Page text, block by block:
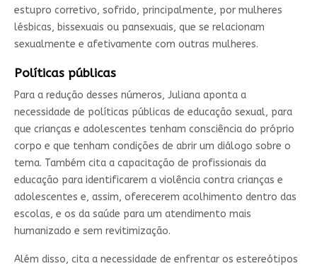
estupro corretivo, sofrido, principalmente, por mulheres
lésbicas, bissexuais ou pansexuais, que se relacionam
sexualmente e afetivamente com outras mulheres.
Políticas públicas
Para a redução desses números, Juliana aponta a
necessidade de políticas públicas de educação sexual, para
que crianças e adolescentes tenham consciência do próprio
corpo e que tenham condições de abrir um diálogo sobre o
tema. Também cita a capacitação de profissionais da
educação para identificarem a violência contra crianças e
adolescentes e, assim, oferecerem acolhimento dentro das
escolas, e os da saúde para um atendimento mais
humanizado e sem revitimização.
Além disso, cita a necessidade de enfrentar os estereótipos